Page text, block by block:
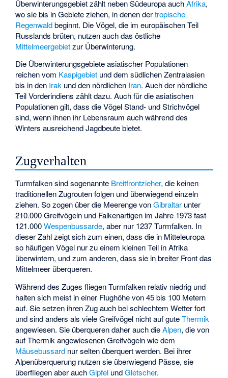
Überwinterungsgebiet zählt neben Südeuropa auchAfrika,
wo sie bis in Gebiete ziehen, in denen dertropische
Regenwaldbeginnt. Die Vögel, die im europäischen Teil
Russlands brüten, nutzen auch das östliche
Mittelmeergebietzur Überwinterung.
Die Überwinterungsgebiete asiatischer Populationen
reichen vom Kaspigebiet und dem südlichen Zentralasien
bis in den Irak und den nördlichen Iran. Auch der nördliche
Teil Vorderindiens zählt dazu. Auch für die asiatischen
Populationen gilt, dass die Vögel Stand- und Strichvögel
sind, wenn ihnen ihr Lebensraum auch während des
Winters ausreichend Jagdbeute bietet.
Zugverhalten
Turmfalken sind sogenannte Breitfrontzieher, die keinen
traditionellen Zugrouten folgen und überwiegend einzeln
ziehen. So zogen über die Meerenge vonGibraltar unter
210.000 Greifvögeln und Falkenartigen im Jahre 1973 fast
121.000Wespenbussarde, aber nur 1237 Turmfalken. In
dieser Zahl zeigt sich zum einen, dass die in Mitteleuropa
so häufigen Vögel nur zu einem kleinen Teil in Afrika
überwintern, und zum anderen, dass sie in breiter Front das
Mittelmeer überqueren.
Während des Zuges fliegen Turmfalken relativ niedrig und
halten sich meist in einer Flughöhe von 45 bis 100 Metern
auf. Sie setzen ihren Zug auch bei schlechtem Wetter fort
und sind anders als viele Greifvögel nicht auf guteThermik
angewiesen. Sie überqueren daher auch dieAlpen, die von
auf Thermik angewiesenen Greifvögeln wie dem
Mäusebussard nur selten überquert werden. Bei ihrer
Alpenüberquerung nutzen sie überwiegend Pässe, sie
überfliegen aber auchGipfel undGletscher.